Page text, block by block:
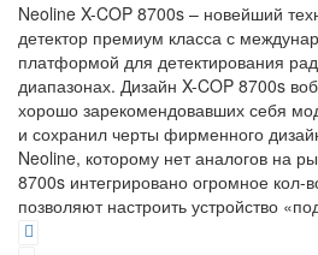
Neoline X-COP 8700s – новейший
детектор премиум класса с
платформой для детектирования
диапазонах. Дизайн X-COP 8700s
хорошо зарекомендовавших себя
и сохранил черты фирменного
Neoline, которому нет аналогов на
8700s интегрировано огромное кол-
позволяют настроить устройство